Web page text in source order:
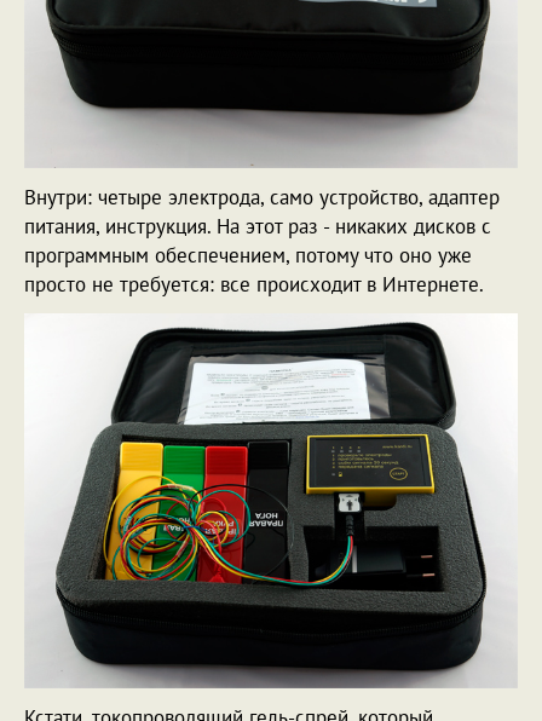
Внутри: четыре электрода, само устройство, адаптер
питания, инструкция. На этот раз - никаких дисков с
программным обеспечением, потому что оно уже
просто не требуется: все происходит в Интернете.